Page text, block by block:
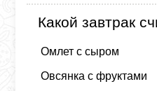
Какой завтрак
Омлет с сыром
Овсянка с фруктами